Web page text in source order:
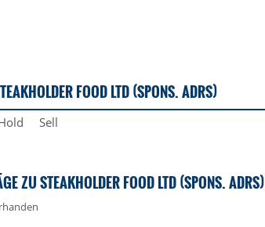
FOOD LTD (SPONS. ADRS)
Sell
ZU STEAKHOLDER FOOD LTD (SPONS. ADRS)